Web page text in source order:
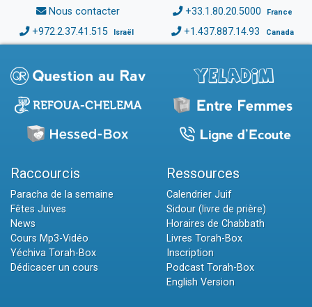
Nous contacter +33.1.80.20.5000 France
+972.2.37.41.515 Israël +1.437.887.14.93 Canada
Raccourcis
Paracha de la semaine
Fêtes Juives
News
Cours Mp3-Vidéo
Yéchiva Torah-Box
Dédicacer un cours
Ressources
Calendrier Juif
Sidour (livre de prière)
Horaires de Chabbath
Livres Torah-Box
Inscription
Podcast Torah-Box
English Version